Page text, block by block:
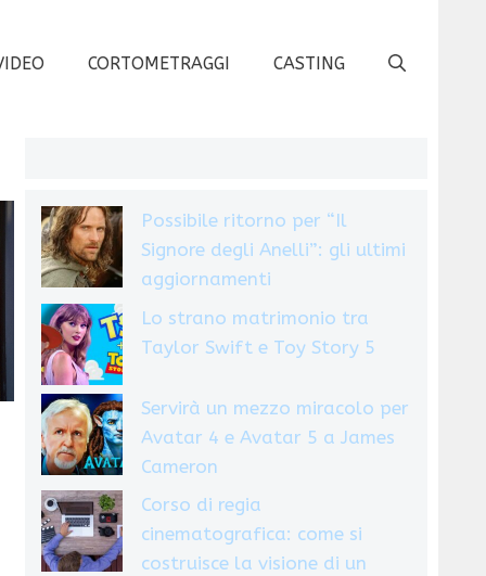
CORTOMETRAGGI CASTING
Possibile ritorno per “Il
Signore degli Anelli”: gli ultimi
aggiornamenti
Lo strano matrimonio tra
Taylor Swift e Toy Story 5
Servirà un mezzo miracolo per
Avatar 4 e Avatar 5 a James
Cameron
Corso di regia
cinematografica: come si
costruisce la visione di un